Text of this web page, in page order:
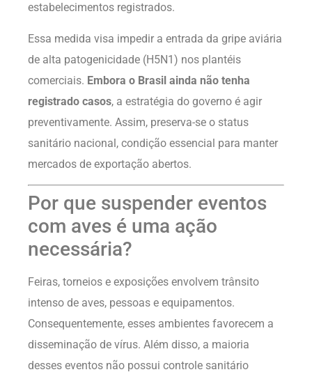
estabelecimentos registrados.
Essa medida visa impedir a entrada da gripe aviária
de alta patogenicidade (H5N1) nos plantéis
comerciais. Embora o Brasil ainda não tenha
registrado casos, a estratégia do governo é agir
preventivamente. Assim, preserva-se o status
sanitário nacional, condição essencial para manter
mercados de exportação abertos.
Por que suspender eventos
com aves é uma ação
necessária?
Feiras, torneios e exposições envolvem trânsito
intenso de aves, pessoas e equipamentos.
Consequentemente, esses ambientes favorecem a
disseminação de vírus. Além disso, a maioria
desses eventos não possui controle sanitário